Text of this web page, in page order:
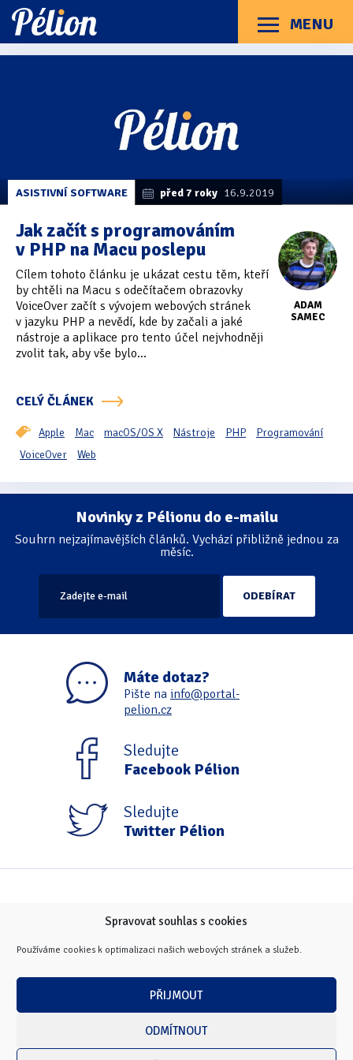
Spravovat souhlas s cookies
Používáme cookies k optimalizaci našich webových stránek a služeb.
PŘIJMOUT
ODMÍTNOUT
Přejít
na
štítky
Přejít
na
kategorie
Přejít
na
obsah
MENU
Menu
Braillské řádky(31)
(8)
Mobilní zařízení(85)
Počítače a notebooky(66)
Zápisníky(7)
Názory & zkušenosti
Pracuji sluchem
Pracuji sluchem a hmatem(566)
Pracuji zrakem(456)
Pracuji zrakem a sluchem(515)
Služby(115)
Software(503)
Běžný software(284)
kategorie
ASISTIVNÍ SOFTWARE před 7 roky 16.9.2019
ADAM
SAMEC
Jak začít s programováním
v PHP na Macu poslepu
Cílem tohoto článku je ukázat cestu těm, kteří
by chtěli na Macu s odečítačem obrazovky
VoiceOver začít s vývojem webových stránek
v jazyku PHP a nevědí, kde by začali a jaké
nástroje a aplikace pro tento účel nejvhodněji
zvolit tak, aby vše bylo...
CELÝ ČLÁNEK
Apple Mac macOS/OS X Nástroje PHP
Programování
VoiceOver
Web
Stránkování
Novinky z Pélionu do e-mailu
Souhrn nejzajímavějších článků. Vychází přibližně jednou za
měsíc.
Máte dotaz?
Pište na info@portal-
pelion.cz
Sledujte
Facebook Pélion
Sledujte
Twitter Pélion